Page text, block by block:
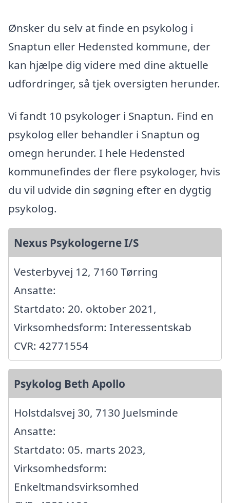
Ønsker du selv at finde en psykolog i
Snaptun eller Hedensted kommune, der
kan hjælpe dig videre med dine aktuelle
udfordringer, så tjek oversigten herunder.
Vi fandt 10 psykologer i Snaptun. Find en
psykolog eller behandler i Snaptun og
omegn herunder. I hele Hedensted
kommunefindes der flere psykologer, hvis
du vil udvide din søgning efter en dygtig
psykolog.
Nexus Psykologerne I/S
Vesterbyvej 12, 7160 Tørring
Ansatte:
Startdato: 20. oktober 2021,
Virksomhedsform: Interessentskab
CVR: 42771554
Psykolog Beth Apollo
Holstdalsvej 30, 7130 Juelsminde
Ansatte:
Startdato: 05. marts 2023,
Virksomhedsform:
Enkeltmandsvirksomhed